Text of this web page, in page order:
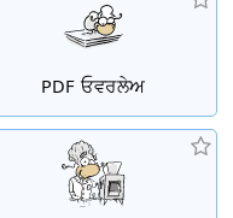
PDF ਓਵਰਲੇਅ